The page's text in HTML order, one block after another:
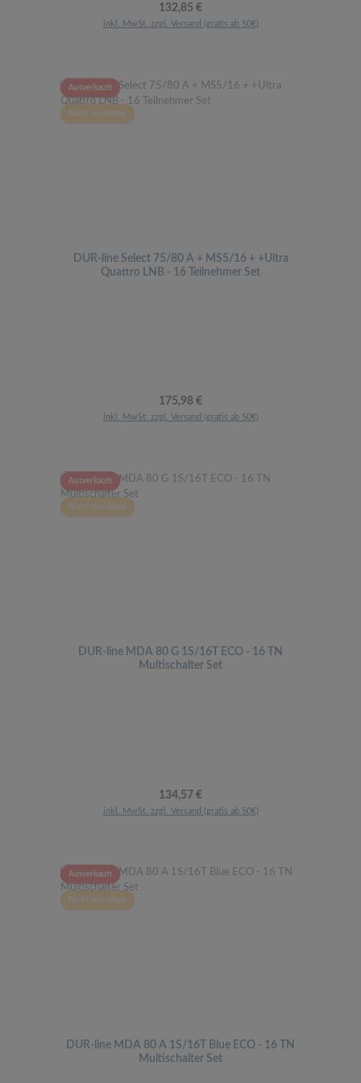
Regulärer Preis:
132,85 €
inkl. MwSt. zzgl. Versand (gratis ab 50€)
Ausverkauft
Nicht vorrätiges
DUR-line Select 75/80 A + MS5/16 + +Ultra
Quattro LNB - 16 Teilnehmer Set
Regulärer Preis:
175,98 €
inkl. MwSt. zzgl. Versand (gratis ab 50€)
Ausverkauft
Nicht vorrätiges
DUR-line MDA 80 G 1S/16T ECO - 16 TN
Multischalter Set
Regulärer Preis:
134,57 €
inkl. MwSt. zzgl. Versand (gratis ab 50€)
Ausverkauft
Nicht vorrätiges
DUR-line MDA 80 A 1S/16T Blue ECO - 16 TN
Multischalter Set